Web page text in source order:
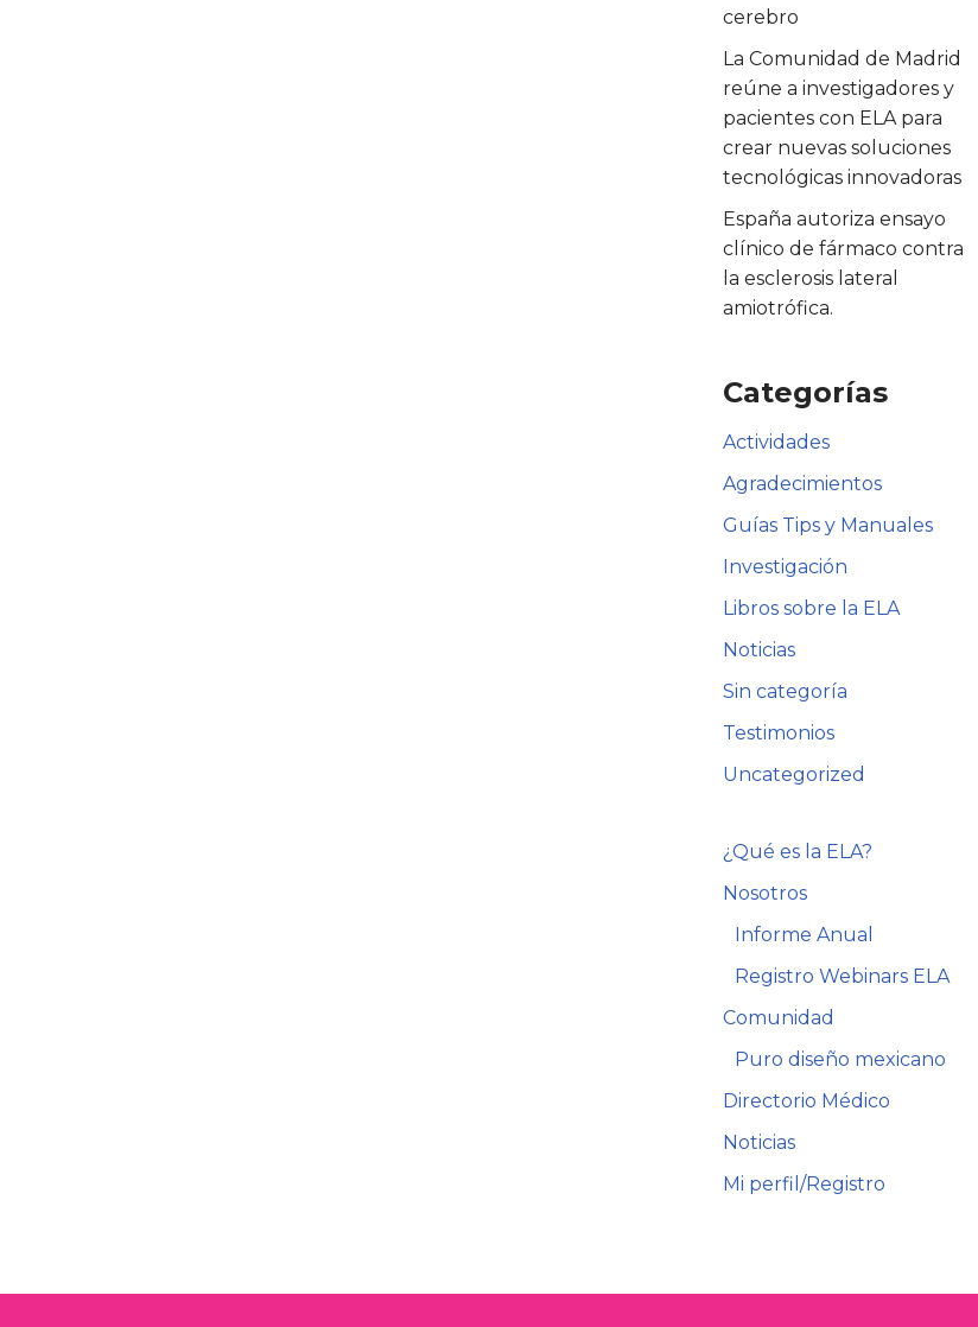
cerebro
La Comunidad de Madrid
reúne a investigadores y
pacientes con ELA para
crear nuevas soluciones
tecnológicas innovadoras
España autoriza ensayo
clínico de fármaco contra
la esclerosis lateral
amiotrófica.
Categorías
Actividades
Agradecimientos
Guías Tips y Manuales
Investigación
Libros sobre la ELA
Noticias
Sin categoría
Testimonios
Uncategorized
¿Qué es la ELA?
Nosotros
Informe Anual
Registro Webinars ELA
Comunidad
Puro diseño mexicano
Directorio Médico
Noticias
Mi perfil/Registro